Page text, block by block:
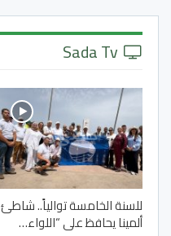
للسنة الخامسة توالياً.. شاطئ
ألمينا يحافظ على “اللواء…